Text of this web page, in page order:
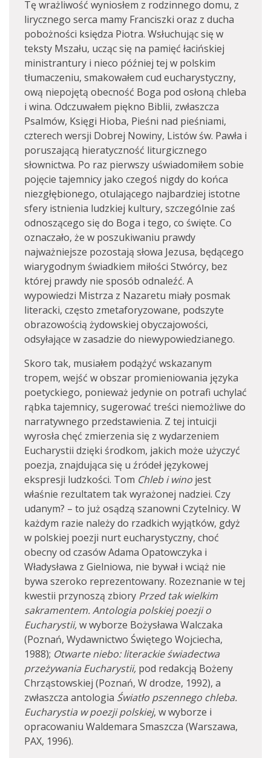
Tę wrażliwość wyniosłem z rodzinnego domu, z
lirycznego serca mamy Franciszki oraz z ducha
pobożności księdza Piotra. Wsłuchując się w
teksty Mszału, ucząc się na pamięć łacińskiej
ministrantury i nieco później tej w polskim
tłumaczeniu, smakowałem cud eucharystyczny,
ową niepojętą obecność Boga pod osłoną chleba
i wina. Odczuwałem piękno Biblii, zwłaszcza
Psalmów, Księgi Hioba, Pieśni nad pieśniami,
czterech wersji Dobrej Nowiny, Listów św. Pawła i
poruszającą hieratyczność liturgicznego
słownictwa. Po raz pierwszy uświadomiłem sobie
pojęcie tajemnicy jako czegoś nigdy do końca
niezgłębionego, otulającego najbardziej istotne
sfery istnienia ludzkiej kultury, szczególnie zaś
odnoszącego się do Boga i tego, co święte. Co
oznaczało, że w poszukiwaniu prawdy
najważniejsze pozostają słowa Jezusa, będącego
wiarygodnym świadkiem miłości Stwórcy, bez
której prawdy nie sposób odnaleźć. A
wypowiedzi Mistrza z Nazaretu miały posmak
literacki, często zmetaforyzowane, podszyte
obrazowością żydowskiej obyczajowości,
odsyłające w zasadzie do niewypowiedzianego.
Skoro tak, musiałem podążyć wskazanym
tropem, wejść w obszar promieniowania języka
poetyckiego, ponieważ jedynie on potrafi uchylać
rąbka tajemnicy, sugerować treści niemożliwe do
narratywnego przedstawienia. Z tej intuicji
wyrosła chęć zmierzenia się z wydarzeniem
Eucharystii dzięki środkom, jakich może użyczyć
poezja, znajdująca się u źródeł językowej
ekspresji ludzkości. Tom Chleb i wino jest
właśnie rezultatem tak wyrażonej nadziei. Czy
udanym? – to już osądzą szanowni Czytelnicy. W
każdym razie należy do rzadkich wyjątków, gdyż
w polskiej poezji nurt eucharystyczny, choć
obecny od czasów Adama Opatowczyka i
Władysława z Gielniowa, nie bywał i wciąż nie
bywa szeroko reprezentowany. Rozeznanie w tej
kwestii przynoszą zbiory Przed tak wielkim
sakramentem. Antologia polskiej poezji o
Eucharystii,w wyborze Bożysława Walczaka
(Poznań, Wydawnictwo Świętego Wojciecha,
1988); Otwarte niebo: literackie świadectwa
przeżywania Eucharystii, pod redakcją Bożeny
Chrząstowskiej (Poznań, W drodze, 1992), a
zwłaszcza antologia Światło pszennego chleba.
Eucharystia w poezji polskiej, w wyborze i
opracowaniu Waldemara Smaszcza (Warszawa,
PAX, 1996).